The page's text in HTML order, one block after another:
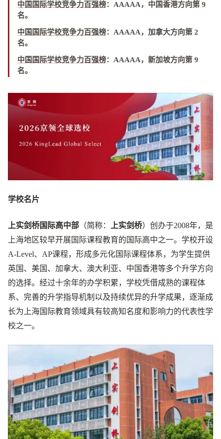
中国国际学校竞争力百强榜： AAAAA，中国香港方向第 9
名。
中国国际学校竞争力百强榜： AAAAA，加拿大方向第 2
名。
中国国际学校竞争力百强榜： AAAAA，新加坡方向第 9
名。
学校名片
上实剑桥国际高中部 （简称： 上实剑桥）创办于2008年，是
上海地区较早开展国际课程教育的国际高中之一。学校开设
A-Level、AP课程，形成多元化国际课程体系，为学生提供
英国、美国、加拿大、澳大利亚、中国香港等多个升学方向
的选择。经过十余年的办学积累，学校凭借成熟的课程体
系、完善的升学指导机制以及持续优异的升学成果，逐渐成
长为上海国际教育领域具有较高知名度和影响力的代表性学
校之一。